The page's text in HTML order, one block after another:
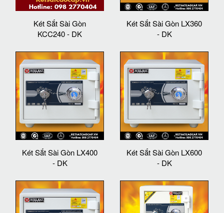
Két Sắt Sài Gòn
KCC240 - DK
Két Sắt Sài Gòn LX360
- DK
Két Sắt Sài Gòn LX400
- DK
Két Sắt Sài Gòn LX600
- DK